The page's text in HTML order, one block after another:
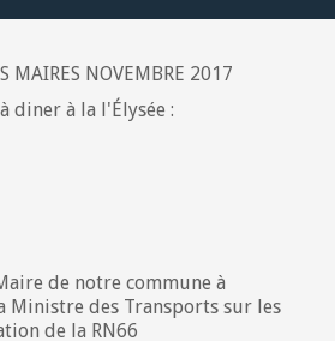
diner à la l'Élysée :
de notre commune à
Ministre des Transports sur les
de la RN66